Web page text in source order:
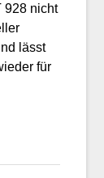
928 nicht
lässt
für